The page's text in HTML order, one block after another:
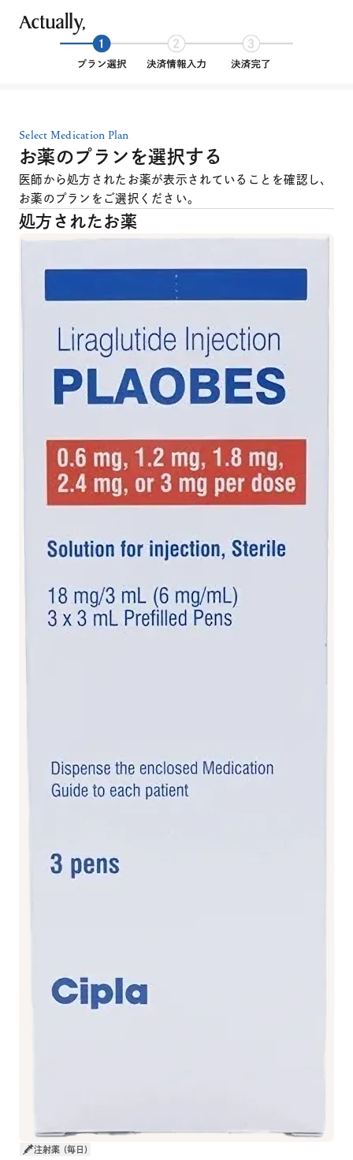
Select Medication Plan
お薬のプランを選択する
医師から処方されたお薬が表示されていることを確認し、
お薬のプランをご選択ください。
処方されたお薬
注射薬 (毎日)